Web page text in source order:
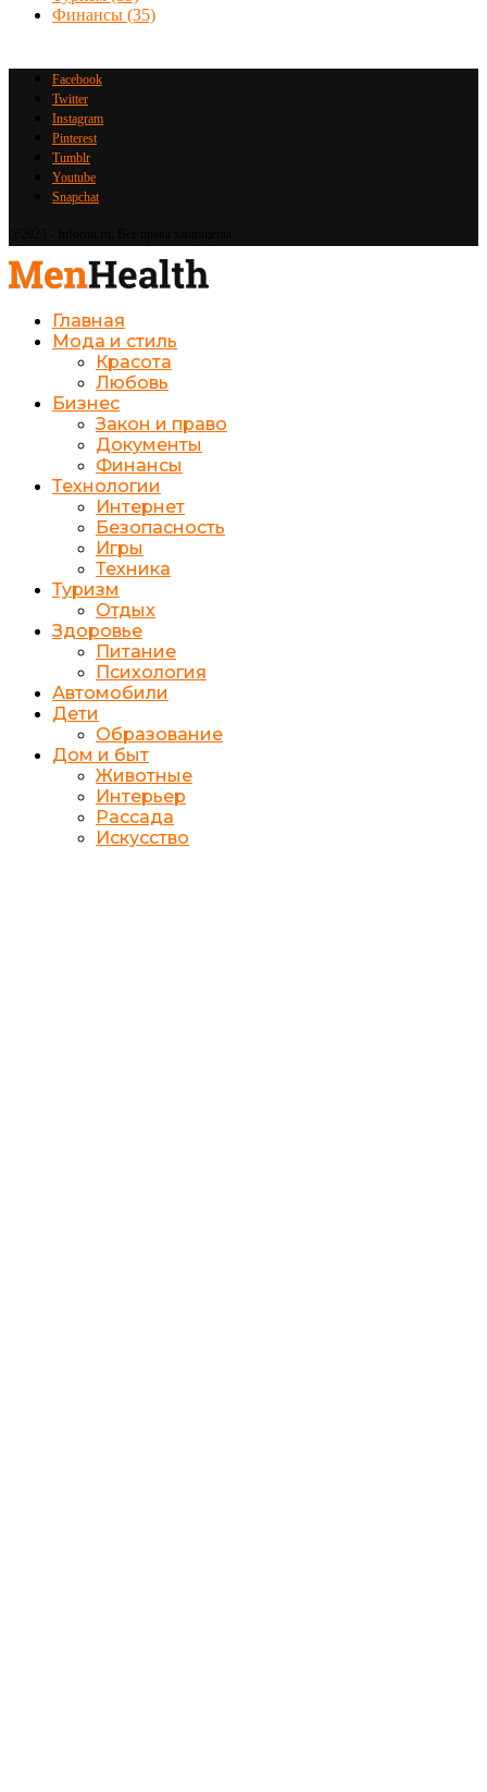
Финансы (35)
Facebook
Twitter
Instagram
Pinterest
Tumblr
Youtube
Snapchat
Главная
Мода и стиль
Красота
Любовь
Бизнес
Закон и право
Документы
Финансы
Технологии
Интернет
Безопасность
Игры
Техника
Туризм
Отдых
Здоровье
Питание
Психология
Автомобили
Дети
Образование
Дом и быт
Животные
Интерьер
Рассада
Искусство